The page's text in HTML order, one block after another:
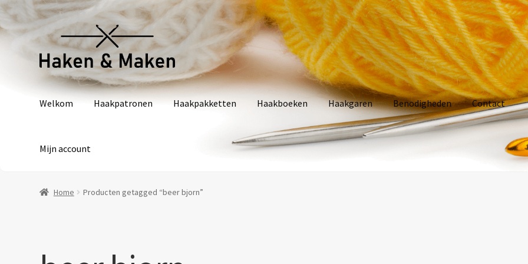
Ga
door
naar
navigatie
Ga
naar
de
inhoud
Welkom Haakpatronen Haakpakketten Haakboeken Haakgaren Benodigheden Contact
Mijn account
Home Producten getagged “beer bjorn”